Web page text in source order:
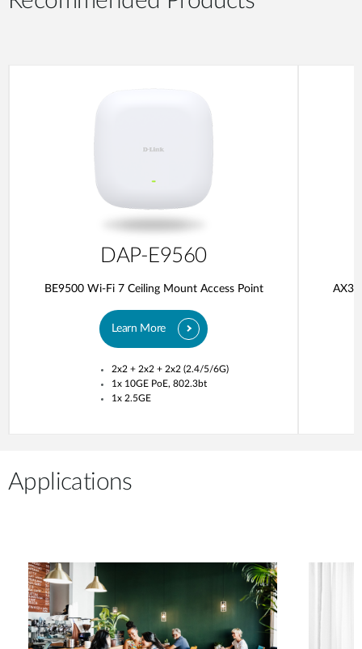
DAP-E9560
BE9500 Wi-Fi 7 Ceiling Mount Access Point
Learn More
2x2 + 2x2 + 2x2 (2.4/5/6G)
1x 10GE PoE, 802.3bt
1x 2.5GE
Applications